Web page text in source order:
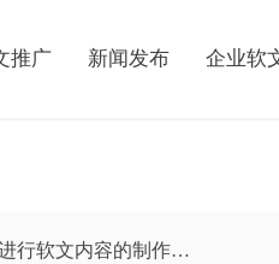
推广 新闻发布 企业软
行软文内容的制作…